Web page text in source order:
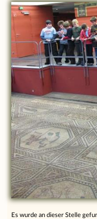
Es wurde an dieser Stelle